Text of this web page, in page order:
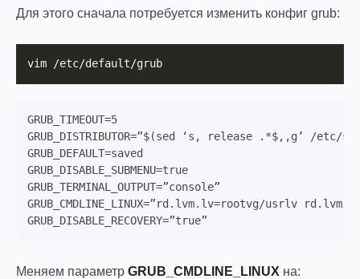
Для этого сначала потребуется изменить конфиг grub:
vim /etc/default/grub
GRUB_TIMEOUT=5
GRUB_DISTRIBUTOR=”$(sed ‘s, release .*$,,g’ /etc/
GRUB_DEFAULT=saved
GRUB_DISABLE_SUBMENU=true
GRUB_TERMINAL_OUTPUT=”console”
GRUB_CMDLINE_LINUX=”rd.lvm.lv=rootvg/usrlv
Меняем параметр GRUB_CMDLINE_LINUX на: